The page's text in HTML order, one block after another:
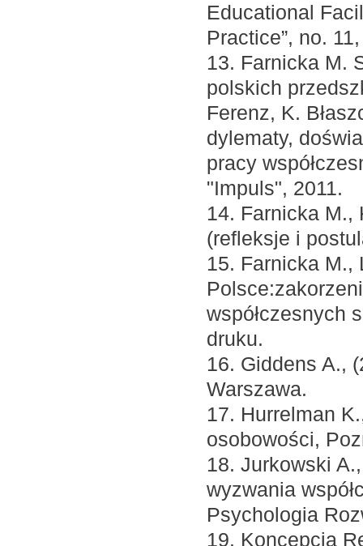
Educational
Practice”, no.
13. Farnicka M.
polskich
Ferenz, K.
dylematy,
pracy
"Impuls", 2011.
14. Farnicka M.,
(refleksje i
15. Farnicka M.,
współczesnych
druku.
16. Giddens A.,
Warszawa.
17. Hurrelman
osobowości,
18. Jurkowski
wyzwania
Psychologia
19. Koncepcja